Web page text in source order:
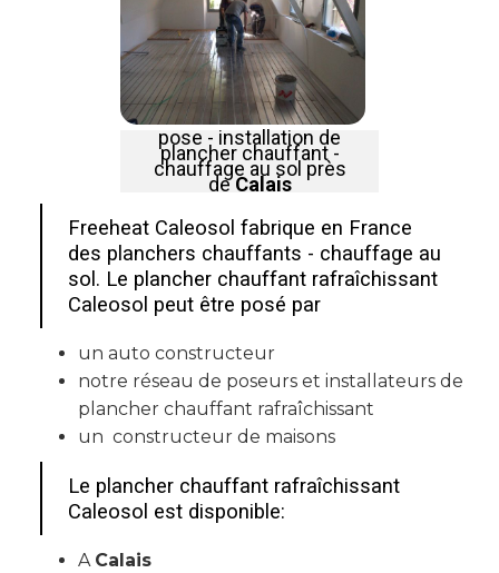
pose - installation de
plancher chauffant -
chauffage au sol près
deCalais
Freeheat Caleosol fabrique en France
des planchers chauffants - chauffage au
sol. Le plancher chauffant rafraîchissant
Caleosol peut être posé par
un auto constructeur
notre réseau de poseurs et installateurs de
plancher chauffant rafraîchissant
un constructeur de maisons
Le plancher chauffant rafraîchissant
Caleosol est disponible:
A Calais